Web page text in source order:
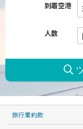
到着空港
人数
旅行業約款